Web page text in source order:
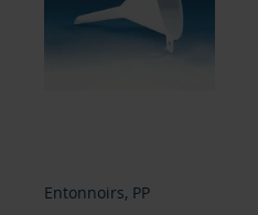
Entonnoirs, PP